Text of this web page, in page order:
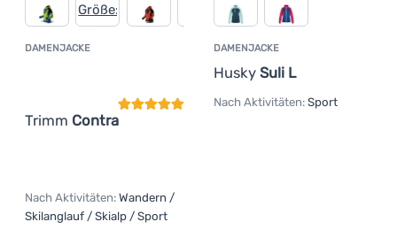
DAMENJACKE
Trimm Contra
Kundenbewertung
Nach Aktivitäten: Wandern /
Skilanglauf / Skialp / Sport
DAMENJACKE
Husky Suli L
Nach Aktivitäten: Sport